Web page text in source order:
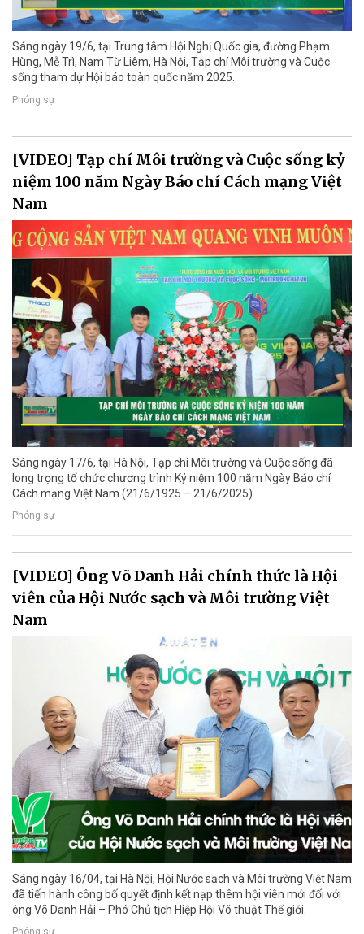
Sáng ngày 19/6, tại Trung tâm Hội Nghị Quốc gia, đường Phạm
Hùng, Mễ Trì, Nam Từ Liêm, Hà Nội, Tạp chí Môi trường và Cuộc
sống tham dự Hội báo toàn quốc năm 2025.
Phóng sự
[VIDEO] Tạp chí Môi trường và Cuộc sống kỷ
niệm 100 năm Ngày Báo chí Cách mạng Việt
Nam
Sáng ngày 17/6, tại Hà Nội, Tạp chí Môi trường và Cuộc sống đã
long trọng tổ chức chương trình Kỷ niệm 100 năm Ngày Báo chí
Cách mạng Việt Nam (21/6/1925 – 21/6/2025).
Phóng sự
[VIDEO] Ông Võ Danh Hải chính thức là Hội
viên của Hội Nước sạch và Môi trường Việt
Nam
Sáng ngày 16/04, tại Hà Nội, Hội Nước sạch và Môi trường Việt Nam
đã tiến hành công bố quyết định kết nạp thêm hội viên mới đối với
ông Võ Danh Hải – Phó Chủ tịch Hiệp Hội Võ thuật Thế giới.
Phóng sự